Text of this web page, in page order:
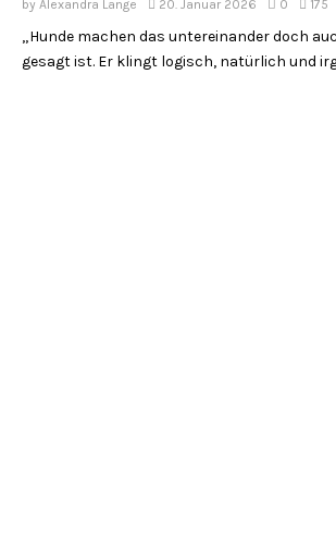
by Alexandra Lange 20. Januar 2026 0 175
„Hunde machen das untereinander doch
gesagt ist. Er klingt logisch, natürlich und